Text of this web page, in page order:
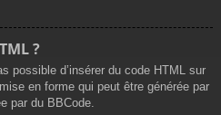
?
possible d’insérer du code HTML sur
en forme qui peut être générée par
par du BBCode.